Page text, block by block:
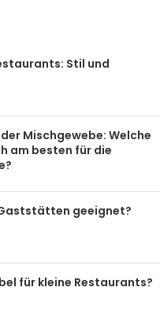
Stil und
Mischgewebe: Welche
am besten für die
geeignet?
für kleine Restaurants?